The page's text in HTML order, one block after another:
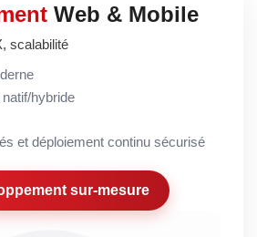
Web & Mobile
scalabilité
hybride
et déploiement continu sécurisé
sur-mesure